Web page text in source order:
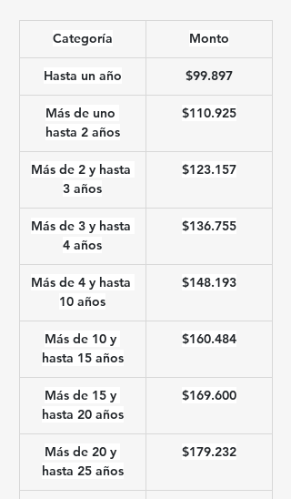
Categoría Monto
Hasta un año $99.897
Más de uno
hasta 2 años
$110.925
Más de 2 y hasta
3 años
$123.157
Más de 3 y hasta
4 años
$136.755
Más de 4 y hasta
10 años
$148.193
Más de 10 y
hasta 15 años
$160.484
Más de 15 y
hasta 20 años
$169.600
Más de 20 y
hasta 25 años
$179.232